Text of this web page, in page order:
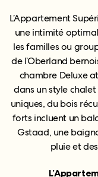
L’Appartement
une intimité
les familles ou
de l’Oberland
chambre Deluxe
dans un style
uniques, du bois
forts incluent un
Gstaad, une
pluie et